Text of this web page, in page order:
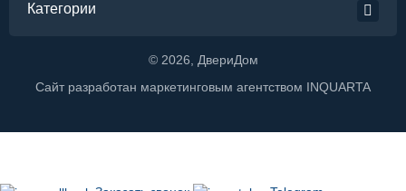
Категории
© 2026 , ДвериДом
Сайт разработан маркетинговым агентством INQUARTA